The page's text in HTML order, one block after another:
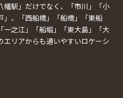
幡駅」だけでなく、「市川」「小
」、「西船橋」「船橋」「東船
一之江」「船堀」「東大島」「大
エリアからも通いやすいロケーシ